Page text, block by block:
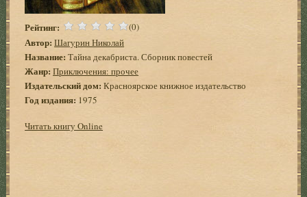
Рейтинг: (0)
Автор: Шагурин Николай
Название: Тайна декабриста. Сборник повестей
Жанр: Приключения: прочее
Издательский дом: Красноярское книжное издательство
Год издания: 1975
Читать книгу Online